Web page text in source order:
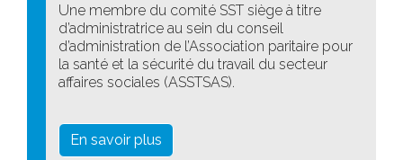
Une membre du comité SST siège à titre
d’administratrice au sein du conseil
d’administration de l’Association paritaire pour
la santé et la sécurité du travail du secteur
affaires sociales (ASSTSAS).
En savoir plus